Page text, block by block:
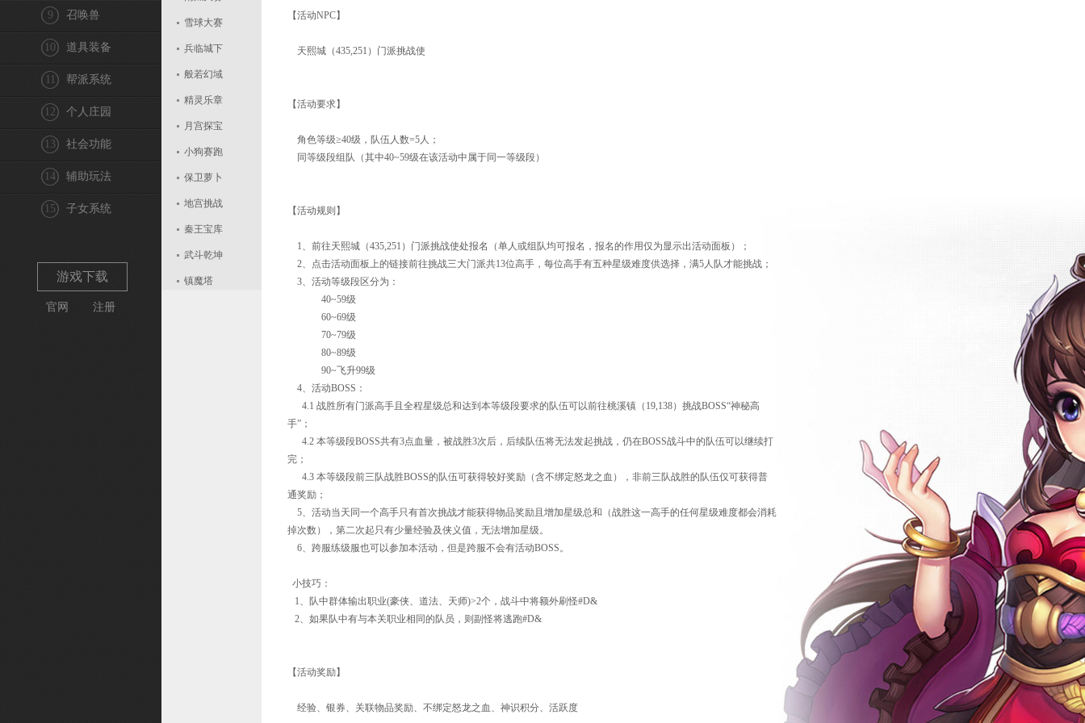
召唤兽
9
道具装备
10
帮派系统
11
个人庄园
12
社会功能
13
辅助玩法
14
子女系统
15
游戏下载
官网 注册
雪球大赛
兵临城下
般若幻域
精灵乐章
月宫探宝
小狗赛跑
保卫萝卜
地宫挑战
秦王宝库
武斗乾坤
镇魔塔
【活动NPC】
天熙城（435,251）门派挑战使
【活动要求】
角色等级≥40级，队伍人数=5人；
同等级段组队（其中40~59级在该活动中属于同一等级段）
【活动规则】
1、前往天熙城（435,251）门派挑战使处报名（单人或组队均可报名，报名的作用仅为显示出活动面板）；
2、点击活动面板上的链接前往挑战三大门派共13位高手，每位高手有五种星级难度供选择，满5人队才能挑战；
3、活动等级段区分为：
40~59级
60~69级
70~79级
80~89级
90~飞升99级
4、活动BOSS：
4.1 战胜所有门派高手且全程星级总和达到本等级段要求的队伍可以前往桃溪镇（19,138）挑战BOSS“神秘高
手”；
4.2 本等级段BOSS共有3点血量，被战胜3次后，后续队伍将无法发起挑战，仍在BOSS战斗中的队伍可以继续打
完；
4.3 本等级段前三队战胜BOSS的队伍可获得较好奖励（含不绑定怒龙之血），非前三队战胜的队伍仅可获得普
通奖励；
5、活动当天同一个高手只有首次挑战才能获得物品奖励且增加星级总和（战胜这一高手的任何星级难度都会消耗
掉次数），第二次起只有少量经验及侠义值，无法增加星级。
6、跨服练级服也可以参加本活动，但是跨服不会有活动BOSS。
小技巧：
1、队中群体输出职业(豪侠、道法、天师)>2个，战斗中将额外刷怪#D&
2、如果队中有与本关职业相同的队员，则副怪将逃跑#D&
【活动奖励】
经验、银券、关联物品奖励、不绑定怒龙之血、神识积分、活跃度